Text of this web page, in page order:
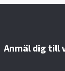
Anmäl dig till